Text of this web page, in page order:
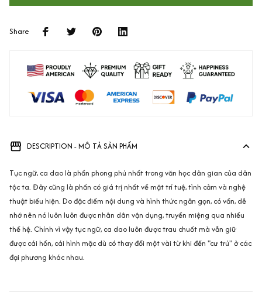
Share
DESCRIPTION - MÔ TẢ SẢN PHẨM
Tục ngữ, ca dao là phần phong phú nhất trong văn học dân gian của dân
tộc ta. Đây cũng là phần có giá trị nhất về mặt trí tuệ, tình cảm và nghệ
thuật biểu hiện. Do đặc điểm nội dung và hình thức ngắn gọn, có vần, dễ
nhớ nên nó luôn luôn được nhân dân vận dụng, truyền miệng qua nhiều
thế hệ. Chính vì vậy tục ngữ, ca dao luôn được trau chuốt mà vẫn giữ
được cái hồn, cái hình mặc dù có thay đổi một vài từ khi đến "cư trú" ở các
đại phương khác nhau.